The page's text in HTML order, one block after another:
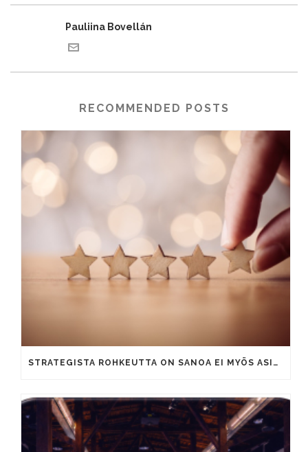
Pauliina Bovellán
RECOMMENDED POSTS
STRATEGISTA ROHKEUTTA ON SANOA EI MYÖS ASIAKKAILLE